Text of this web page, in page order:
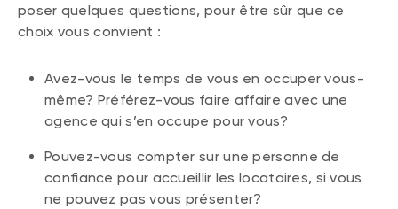
poser quelques questions, pour être sûr que ce
choix vous convient :
Avez-vous le temps de vous en occuper vous-
même? Préférez-vous faire affaire avec une
agence qui s’en occupe pour vous?
Pouvez-vous compter sur une personne de
confiance pour accueillir les locataires, si vous
ne pouvez pas vous présenter?